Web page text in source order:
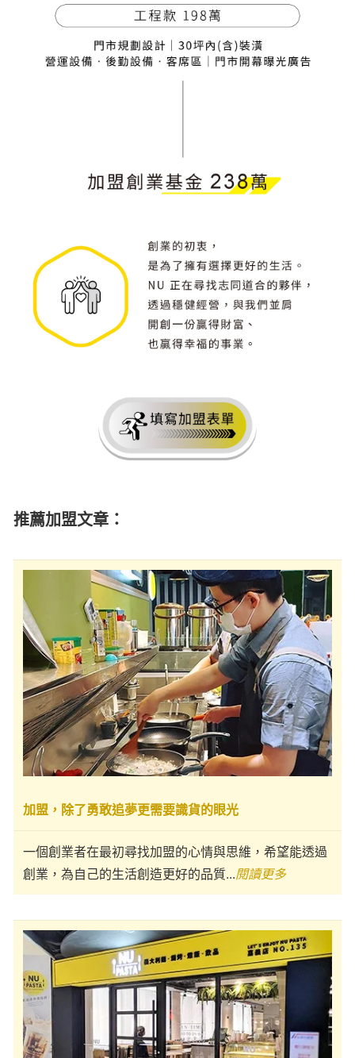
推薦加盟文章：
加盟，除了勇敢追夢更需要識貨的眼光
一個創業者在最初尋找加盟的心情與思維，希望能透過
創業，為自己的生活創造更好的品質...閱讀更多